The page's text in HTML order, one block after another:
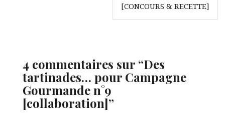
[CONCOURS & RECETTE]
4 commentaires sur “Des
tartinades… pour Campagne
Gourmande n°9
[collaboration]”